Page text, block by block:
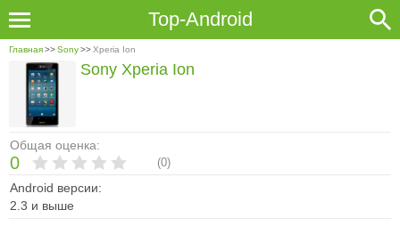
Top-Android
Главная>>Sony>>Xperia Ion
Общая оценка:
0 (0)
Android версии:
2.3 и выше
Sony Xperia Ion